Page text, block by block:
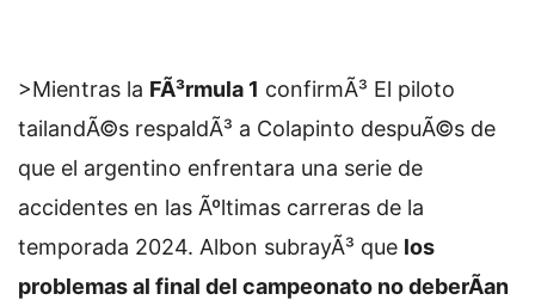
>Mientras la FÃ³rmula 1 confirmÃ³ El piloto
tailandÃ©s respaldÃ³ a Colapinto despuÃ©s de
que el argentino enfrentara una serie de
accidentes en las Ãºltimas carreras de la
temporada 2024. Albon subrayÃ³ que los
problemas al final del campeonato no deberÃ­an